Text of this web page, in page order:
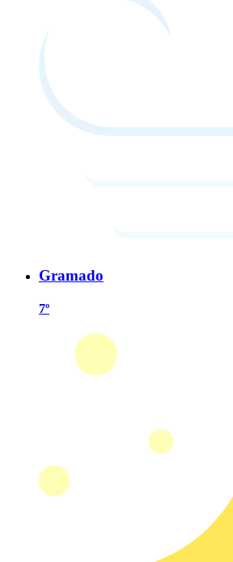
Gramado
7º